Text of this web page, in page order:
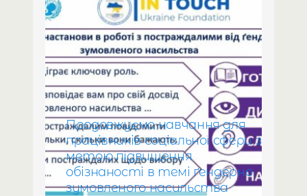
Продовжуємо навчання для
працівників соціальної сфери з
метою підвищення
обізнаності в темі ґендерно
зумовленого насильства